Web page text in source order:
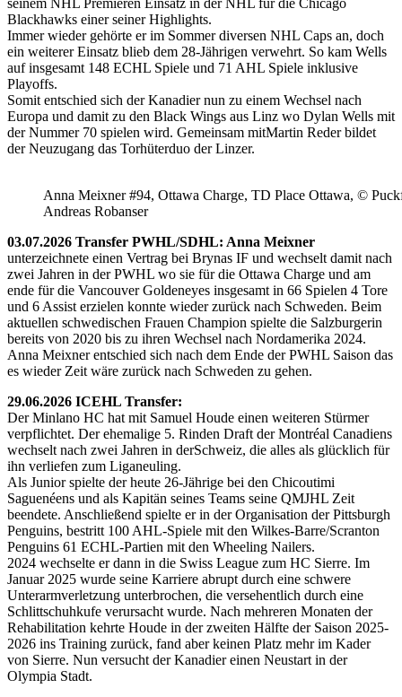
Blackhawks einer seiner Highlights.
Immer wieder gehörte er im Sommer diversen NHL Caps an, doch
ein weiterer Einsatz blieb dem 28-Jährigen verwehrt. So kam Wells
auf insgesamt 148 ECHL Spiele und 71 AHL Spiele inklusive
Playoffs.
Somit entschied sich der Kanadier nun zu einem Wechsel nach
Europa und damit zu den Black Wings aus Linz wo Dylan Wells mit
der Nummer 70 spielen wird. Gemeinsam mitMartin Reder bildet
der Neuzugang das Torhüterduo der Linzer.
Anna Meixner #94, Ottawa Charge, TD Place Ottawa, ©
Andreas Robanser
03.07.2026 Transfer PWHL/SDHL: Anna Meixner
unterzeichnete einen Vertrag bei Brynas IF und wechselt damit nach
zwei Jahren in der PWHL wo sie für die Ottawa Charge und am
ende für die Vancouver Goldeneyes insgesamt in 66 Spielen 4 Tore
und 6 Assist erzielen konnte wieder zurück nach Schweden. Beim
aktuellen schwedischen Frauen Champion spielte die Salzburgerin
bereits von 2020 bis zu ihren Wechsel nach Nordamerika 2024.
Anna Meixner entschied sich nach dem Ende der PWHL Saison das
es wieder Zeit wäre zurück nach Schweden zu gehen.
29.06.2026 ICEHL Transfer:
Der Minlano HC hat mit Samuel Houde einen weiteren Stürmer
verpflichtet. Der ehemalige 5. Rinden Draft der Montréal Canadiens
wechselt nach zwei Jahren in derSchweiz, die alles als glücklich für
ihn verliefen zum Liganeuling.
Als Junior spielte der heute 26-Jährige bei den Chicoutimi
Saguenéens und als Kapitän seines Teams seine QMJHL Zeit
beendete. Anschließend spielte er in der Organisation der Pittsburgh
Penguins, bestritt 100 AHL-Spiele mit den Wilkes-Barre/Scranton
Penguins 61 ECHL-Partien mit den Wheeling Nailers.
2024 wechselte er dann in die Swiss League zum HC Sierre. Im
Januar 2025 wurde seine Karriere abrupt durch eine schwere
Unterarmverletzung unterbrochen, die versehentlich durch eine
Schlittschuhkufe verursacht wurde. Nach mehreren Monaten der
Rehabilitation kehrte Houde in der zweiten Hälfte der Saison 2025-
2026 ins Training zurück, fand aber keinen Platz mehr im Kader
von Sierre. Nun versucht der Kanadier einen Neustart in der
Olympia Stadt.